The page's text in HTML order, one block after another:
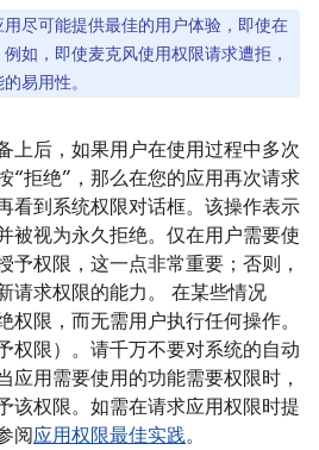
尽可能提供最佳的用户体验，即使在
如，即使麦克风使用权限请求遭拒，
易用性。
上后，如果用户在使用过程中多次
“拒绝”，那么在您的应用再次请求
看到系统权限对话框。该操作表示
被视为永久拒绝。仅在用户需要使
予权限，这一点非常重要；否则，
请求权限的能力。 在某些情况
权限，而无需用户执行任何操作。
权限）。请千万不要对系统的自动
应用需要使用的功能需要权限时，
该权限。如需在请求应用权限时提
阅应用权限最佳实践。